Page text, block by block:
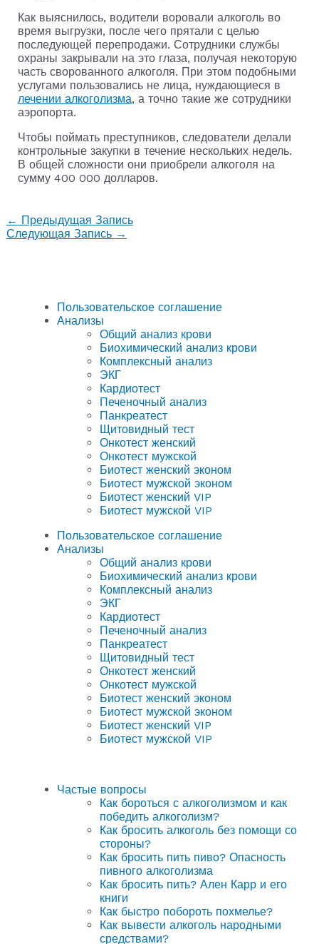
Как выяснилось, водители воровали алкоголь во
время выгрузки, после чего прятали с целью
последующей перепродажи. Сотрудники службы
охраны закрывали на это глаза, получая некоторую
часть сворованного алкоголя. При этом подобными
услугами пользовались не лица, нуждающиеся в
лечении алкоголизма, а точно такие же сотрудники
аэропорта.
Чтобы поймать преступников, следователи делали
контрольные закупки в течение нескольких недель.
В общей сложности они приобрели алкоголя на
сумму 400 000 долларов.
← Предыдущая Запись
Следующая Запись →
Пользовательское соглашение
Анализы
Общий анализ крови
Биохимический анализ крови
Комплексный анализ
ЭКГ
Кардиотест
Печеночный анализ
Панкреатест
Щитовидный тест
Онкотест женский
Онкотест мужской
Биотест женский эконом
Биотест мужской эконом
Биотест женский VIP
Биотест мужской VIP
Пользовательское соглашение
Анализы
Общий анализ крови
Биохимический анализ крови
Комплексный анализ
ЭКГ
Кардиотест
Печеночный анализ
Панкреатест
Щитовидный тест
Онкотест женский
Онкотест мужской
Биотест женский эконом
Биотест мужской эконом
Биотест женский VIP
Биотест мужской VIP
Частые вопросы
Как бороться с алкоголизмом и как
победить алкоголизм?
Как бросить алкоголь без помощи со
стороны?
Как бросить пить пиво? Опасность
пивного алкоголизма
Как бросить пить? Ален Карр и его
книги
Как быстро побороть похмелье?
Как вывести алкоголь народными
средствами?